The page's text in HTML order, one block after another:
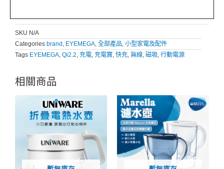
SKU N/A
Categories brand , EYEMEGA, 全部產品, 小型家電及配件
Tags EYEMEGA, Qi2.2, 充電, 充電寶, 快充, 無線, 磁吸, 行動電源
相關商品